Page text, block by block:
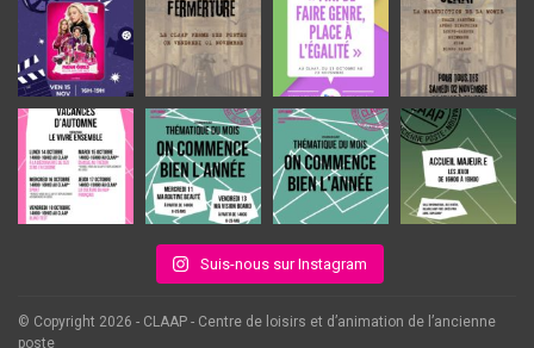
Suis-nous sur Instagram
© Copyright 2026 - CLAAP - Centre de loisirs et d’animation de l’ancienne
poste